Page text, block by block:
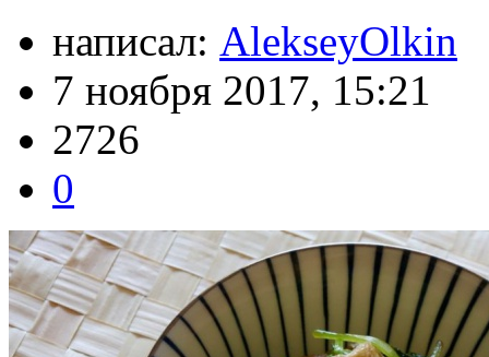
написал: AlekseyOlkin
7 ноября 2017, 15:21
2726
0